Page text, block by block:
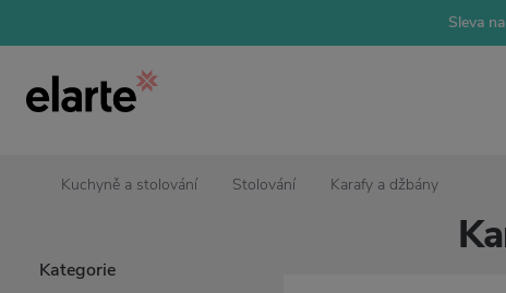
Sleva
Kuchyně a stolování Stolování Karafy a džbány
Kategorie